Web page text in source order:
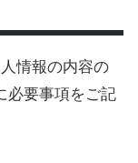
情報の内容の
必要事項をご記